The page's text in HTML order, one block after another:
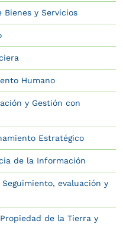
Bienes y Servicios
Humano
y Gestión con
Estratégico
de la Información
evaluación y
de la Tierra y